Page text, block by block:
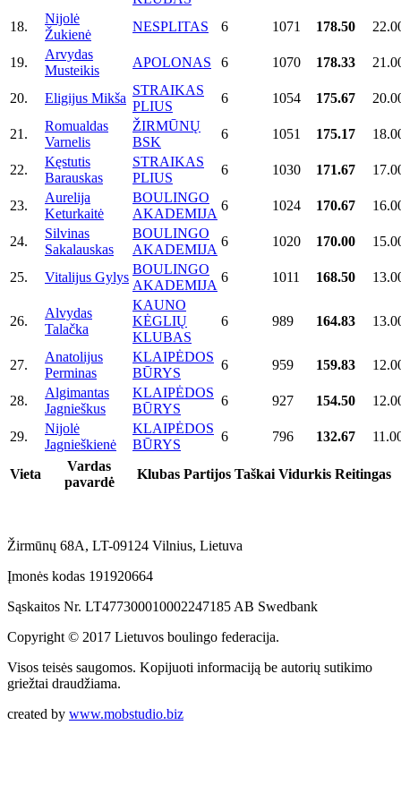
18.
Nijolė
Žukienė
NESPLITAS 6 1071 178.50
19.
Arvydas
Musteikis
APOLONAS 6 1070 178.33
20. Eligijus Mikša
STRAIKAS
PLIUS
6 1054 175.67
21.
Romualdas
Varnelis
ŽIRMŪNŲ
BSK
6 1051 175.17
22.
Kęstutis
Barauskas
STRAIKAS
PLIUS
6 1030 171.67
23.
Aurelija
Keturkaitė
BOULINGO
AKADEMIJA
6 1024 170.67
24.
Silvinas
Sakalauskas
BOULINGO
AKADEMIJA
6 1020 170.00
25. Vitalijus Gylys
BOULINGO
AKADEMIJA
6 1011 168.50
26.
Alvydas
Talačka
KAUNO
KĖGLIŲ
KLUBAS
6 989 164.83
27.
Anatolijus
Perminas
KLAIPĖDOS
BŪRYS
6 959 159.83
28.
Algimantas
Jagnieškus
KLAIPĖDOS
BŪRYS
6 927 154.50
29.
Nijolė
Jagnieškienė
KLAIPĖDOS
BŪRYS
6 796 132.67
Vieta
Vardas
pavardė
Klubas Partijos Taškai Vidurkis Reitingas
Žirmūnų 68A, LT-09124 Vilnius, Lietuva
Įmonės kodas 191920664
Sąskaitos Nr. LT477300010002247185 AB Swedbank
Copyright © 2017 Lietuvos boulingo federacija.
Visos teisės saugomos. Kopijuoti informaciją be autorių sutikimo
griežtai draudžiama.
created by www.mobstudio.biz